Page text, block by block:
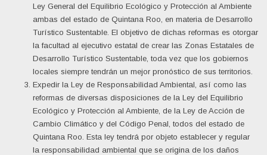
Ley General del Equilibrio Ecológico y Protección al Ambiente
ambas del estado de Quintana Roo, en materia de Desarrollo
Turístico Sustentable. El objetivo de dichas reformas es otorgar
la facultad al ejecutivo estatal de crear las Zonas Estatales de
Desarrollo Turístico Sustentable, toda vez que los gobiernos
locales siempre tendrán un mejor pronóstico de sus territorios.
Expedir la Ley de Responsabilidad Ambiental, así como las
reformas de diversas disposiciones de la Ley del Equilibrio
Ecológico y Protección al Ambiente, de la Ley de Acción de
Cambio Climático y del Código Penal, todos del estado de
Quintana Roo. Esta ley tendrá por objeto establecer y regular
la responsabilidad ambiental que se origina de los daños